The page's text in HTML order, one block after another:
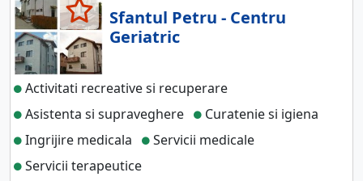
Sfantul Petru - Centru
Geriatric
Activitati recreative si recuperare
Asistenta si supraveghere
Curatenie si igiena
Ingrijire medicala
Servicii medicale
Servicii terapeutice